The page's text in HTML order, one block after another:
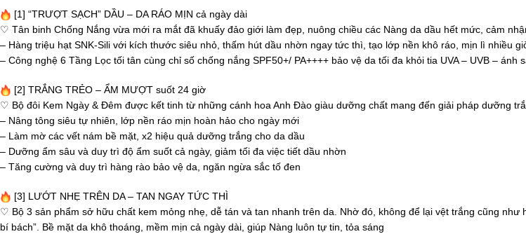
[1] “TRƯỢT SẠCH” DẦU – DA RÁO MỊN cả ngày dài
♡ Tân binh Chống Nắng vừa mới ra mắt đã khuấy đảo giới làm đẹp, nuông chiều các Nàng da dầu hết mức, cảm
– Hàng triệu hạt SNK-Sili với kích thước siêu nhỏ, thấm hút dầu nhờn ngay tức thì, tạo lớp nền khô ráo, mịn lì nhiều
– Công nghệ 6 Tầng Lọc tối tân cùng chỉ số chống nắng SPF50+/ PA++++ bảo vệ da tối đa khỏi tia UVA – UVB – ánh
[2] TRẮNG TRẺO – ẨM MƯỢT suốt 24 giờ
♡ Bộ đôi Kem Ngày & Đêm được kết tinh từ những cánh hoa Anh Đào giàu dưỡng chất mang đến giải pháp dưỡng
– Nâng tông siêu tự nhiên, lớp nền ráo mịn hoàn hảo cho ngày mới
– Làm mờ các vết nám bề mặt, x2 hiệu quả dưỡng trắng cho da dầu
– Dưỡng ẩm sâu và duy trì độ ẩm suốt cả ngày, giảm tối đa việc tiết dầu nhờn
– Tăng cường và duy trì hàng rào bảo vệ da, ngăn ngừa sắc tố đen
[3] LƯỚT NHẸ TRÊN DA – TAN NGAY TỨC THÌ
♡ Bộ 3 sản phẩm sở hữu chất kem mỏng nhẹ, dễ tán và tan nhanh trên da. Nhờ đó, không để lại vệt trắng cũng như
bí bách”. Bề mặt da khô thoáng, mềm mịn cả ngày dài, giúp Nàng luôn tự tin, tỏa sáng